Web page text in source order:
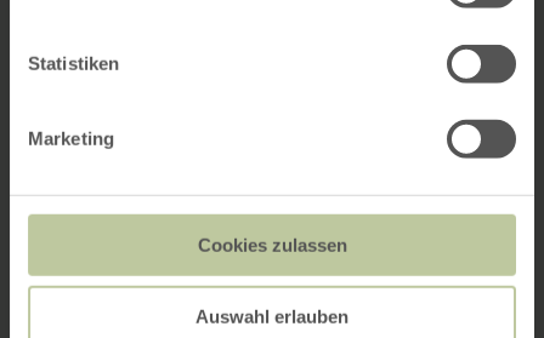
Statistiken
Marketing
Cookies zulassen
Auswahl erlauben